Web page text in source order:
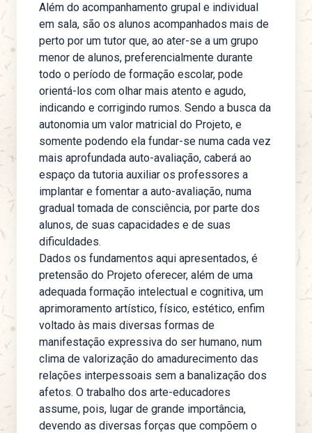
Além do acompanhamento grupal e individual
em sala, são os alunos acompanhados mais de
perto por um tutor que, ao ater-se a um grupo
menor de alunos, preferencialmente durante
todo o período de formação escolar, pode
orientá-los com olhar mais atento e agudo,
indicando e corrigindo rumos. Sendo a busca da
autonomia um valor matricial do Projeto, e
somente podendo ela fundar-se numa cada vez
mais aprofundada auto-avaliação, caberá ao
espaço da tutoria auxiliar os professores a
implantar e fomentar a auto-avaliação, numa
gradual tomada de consciência, por parte dos
alunos, de suas capacidades e de suas
dificuldades.
Dados os fundamentos aqui apresentados, é
pretensão do Projeto oferecer, além de uma
adequada formação intelectual e cognitiva, um
aprimoramento artístico, físico, estético, enfim
voltado às mais diversas formas de
manifestação expressiva do ser humano, num
clima de valorização do amadurecimento das
relações interpessoais sem a banalização dos
afetos. O trabalho dos arte-educadores
assume, pois, lugar de grande importância,
devendo as diversas forças que compõem o